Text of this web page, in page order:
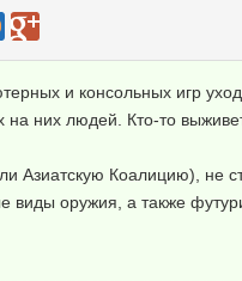
и консольных игр
них людей. Кто-то
Азиатскую Коалицию), не
оружия, а также